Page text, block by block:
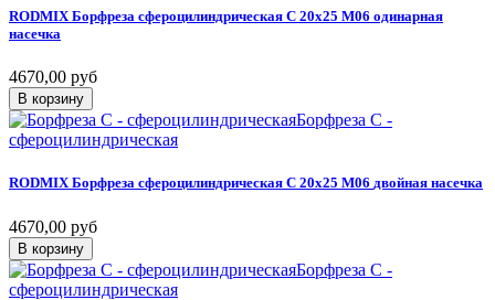
RODMIX Борфреза сфероцилиндрическая C 20х25 M06 одинарная
насечка
4670,00 руб
В корзину
Борфреза C -
сфероцилиндрическая
RODMIX Борфреза сфероцилиндрическая C 20х25 M06 двойная насечка
4670,00 руб
В корзину
Борфреза C -
сфероцилиндрическая